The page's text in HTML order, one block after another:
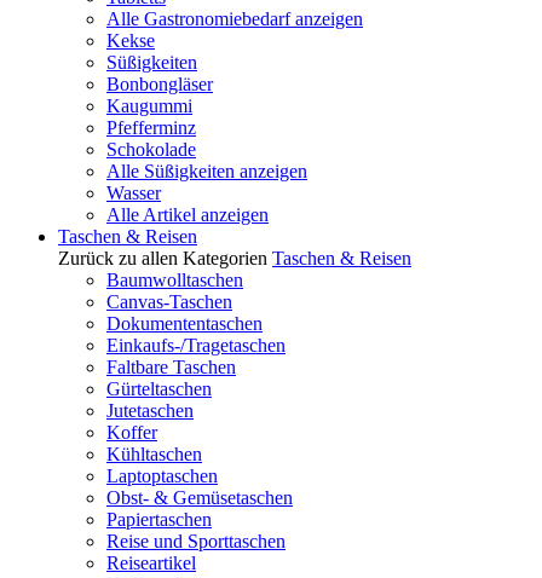
Alle Gastronomiebedarf anzeigen
Kekse
Süßigkeiten
Bonbongläser
Kaugummi
Pfefferminz
Schokolade
Alle Süßigkeiten anzeigen
Wasser
Alle Artikel anzeigen
Taschen & Reisen
Zurück zu allen Kategorien Taschen & Reisen
Baumwolltaschen
Canvas-Taschen
Dokumententaschen
Einkaufs-/Tragetaschen
Faltbare Taschen
Gürteltaschen
Jutetaschen
Koffer
Kühltaschen
Laptoptaschen
Obst- & Gemüsetaschen
Papiertaschen
Reise und Sporttaschen
Reiseartikel